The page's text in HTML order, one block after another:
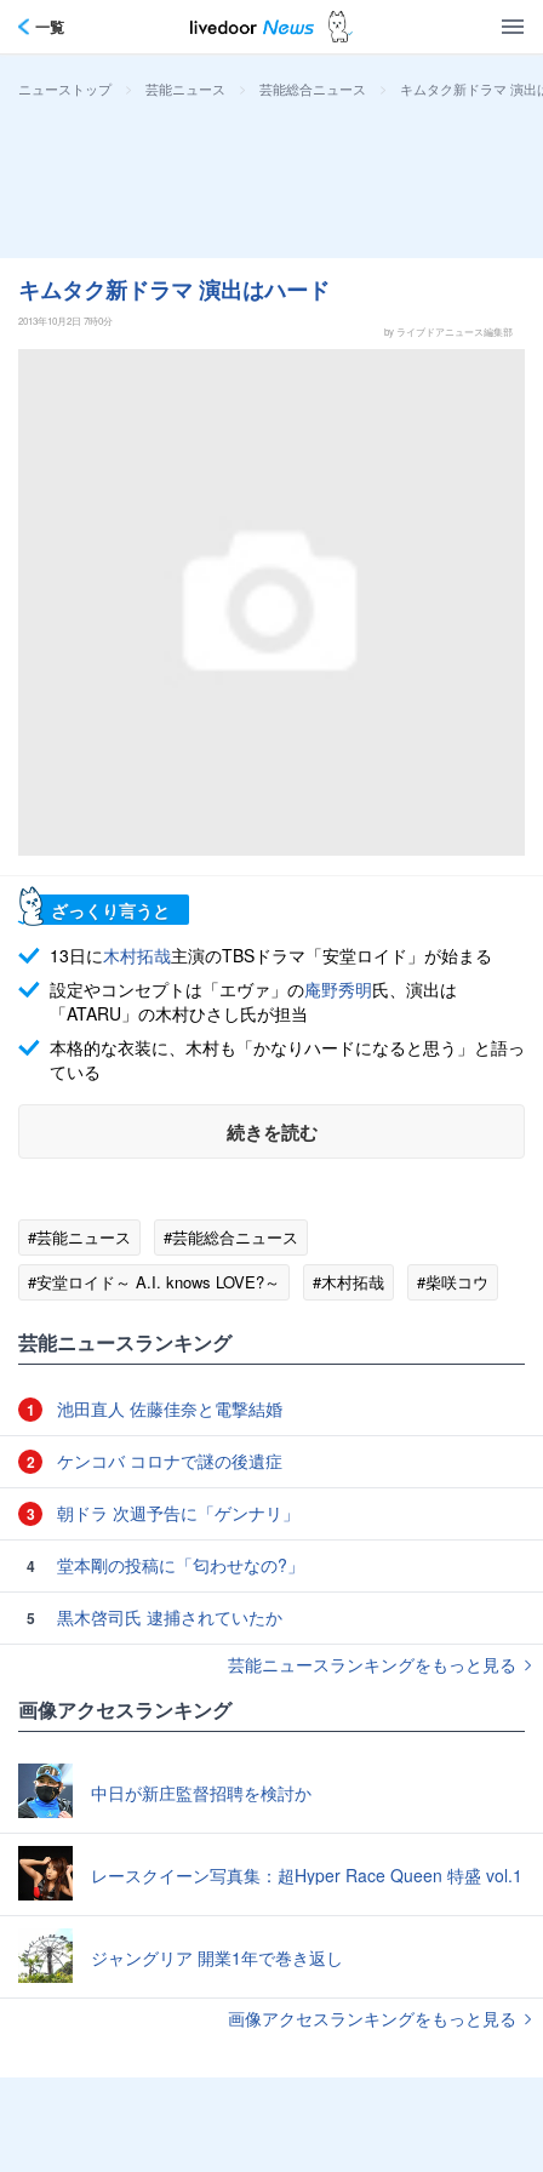
一覧
ニューストップ > 芸能ニュース > 芸能総合ニュース > キムタク新ドラマ 演出
キムタク新ドラマ 演出はハード
2013年10月2日 7時0分
by ライブドアニュース編集部
ざっくり言うと
13日に木村拓哉主演のTBSドラマ「安堂ロイド」が始まる
設定やコンセプトは「エヴァ」の庵野秀明氏、演出は
「ATARU」の木村ひさし氏が担当
本格的な衣装に、木村も「かなりハードになると思う」と語っ
ている
続きを読む
#芸能ニュース
#芸能総合ニュース
#安堂ロイド～ A.I. knows LOVE?～
#木村拓哉
#柴咲コウ
芸能ニュースランキング
1 池田直人 佐藤佳奈と電撃結婚
2 ケンコバ コロナで謎の後遺症
3 朝ドラ 次週予告に「ゲンナリ」
4 堂本剛の投稿に「匂わせなの?」
5
黒木啓司氏 逮捕されていたか
芸能ニュースランキングをもっと見る
画像アクセスランキング
中日が新庄監督招聘を検討か
レースクイーン写真集：超Hyper Race Queen 特盛 vol.1
ジャングリア 開業1年で巻き返し
画像アクセスランキングをもっと見る